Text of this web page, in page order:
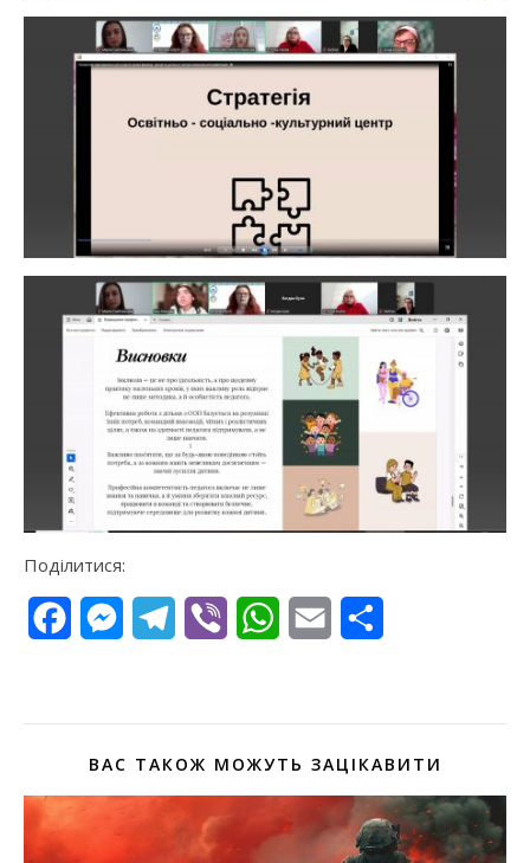
Поділитися:
FacebookMessengerTelegram
Viber WhatsApp
Email
ВАС ТАКОЖ МОЖУТЬ ЗАЦІКАВИТИ